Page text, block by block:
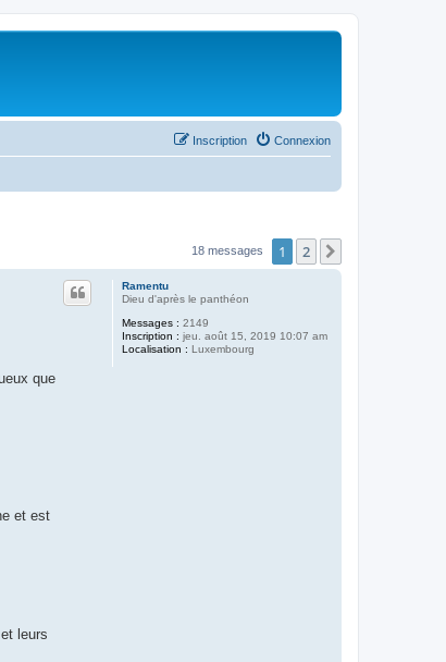
Connexion
Inscription
18 messages 1 2
Ramentu
Dieu d'après le panthéon
Messages : 2149
Inscription : jeu. août 15, 2019 10:07 am
Localisation : Luxembourg
que
et est
leurs